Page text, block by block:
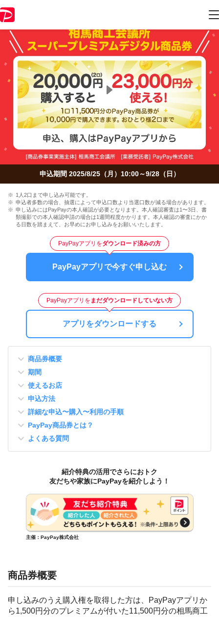
申込期間 2025/8/25（月）10:00～9/28（日）
1人2口まで申し込み可能です。
申込者多数の場合、抽選によって申込口数より当選口数が減る場合があります。
申し込みにはPayPayの本人確認が必要となります。本人確認審査は1〜3日、書
類撮影での本人確認申請の場合は1週間程度かかります。本人確認の審査にかか
る日数を踏まえて、お早めにお申し込みをお願いいたします。
PayPayアプリをダウンロード済みの方
PayPayアプリで今すぐ申し込む
PayPayアプリを まだダウンロードしていない方
アプリをダウンロードする
商品券概要
期間
使えるお店
申込方法
詳細な申込〜購入〜利用の手順
PayPay商品券とは？
よくある質問
紹介特典の活用でさらにおトク
友だちや家族にPayPayを紹介しよう！
主催：PayPay株式会社
商品券概要
申し込みのうえ購入権を取得した方は、PayPayアプリか
ら1,500円分のプレミアムが付いた11,500円分の相馬商工